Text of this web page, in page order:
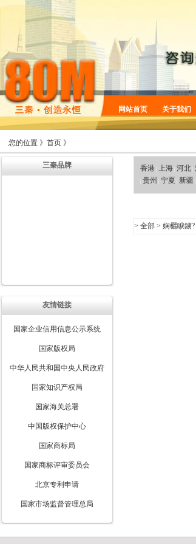
网站首页 关于我们
企业简介
企业文化
增值服务
您的位置 》 首页 》
三秦品牌
友情链接
国家企业信用信息公示系统
国家版权局
中华人民共和国中央人民政府
国家知识产权局
国家海关总署
中国版权保护中心
国家商标局
国家商标评审委员会
北京专利申请
国家市场监督管理总局
香港| 上海| 河北|
贵州 宁夏 新疆
> 全部> 娴欐睙鐪?